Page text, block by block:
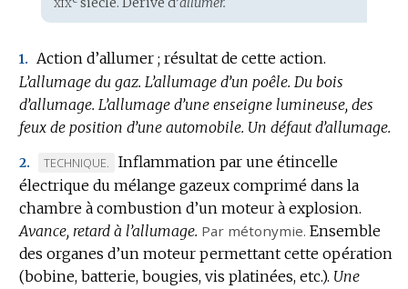
:
1.
Action d’allumer ; résultat de cette action.
L’allumage du gaz. L’allumage d’un poêle. Du bois
d’allumage. L’allumage d’une enseigne lumineuse, des
feux de position d’une automobile. Un défaut d’allumage.
2.
MARQUE
DE
DOMAINE
:
TECHNIQUE.
Inflammation par une étincelle
électrique du mélange gazeux comprimé dans la
chambre à combustion d’un moteur à explosion.
Avance, retard à l’allumage. Par métonymie. Ensemble
des organes d’un moteur permettant cette opération
(bobine, batterie, bougies, vis platinées, etc.). Une